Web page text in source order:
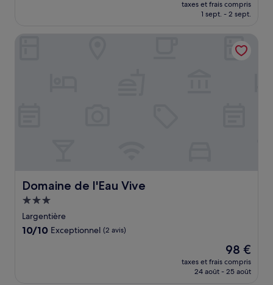
prix
de
104 €
taxes et frais compris
1 sept. - 2 sept.
Domaine de l'Eau Vive
Domaine de l'Eau Vive
Hébergement
3.0 étoiles
Largentière
10.0
10/10 Exceptionnel (2 avis)
Le
nouveau
prix
98 €
taxes et frais compris
24 août - 25 août